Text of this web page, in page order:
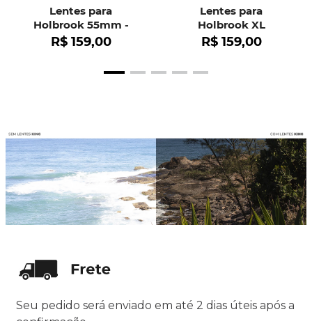
Lentes para
Holbrook 55mm -
OO9102
R$ 159,00
Lentes para
Holbrook XL
R$ 159,00
Seu pedido será enviado em até 2 dias úteis após a